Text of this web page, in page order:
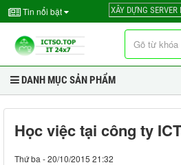
Tin nổi bật XÂY DỰNG SERVER
DANH MỤC SẢN PHẨM
Học việc tại công ty
Thứ ba - 20/10/2015 21:32